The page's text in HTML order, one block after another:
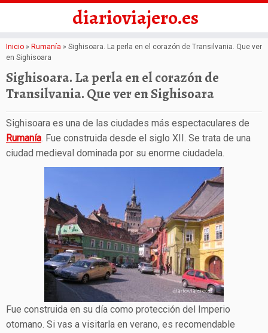
Saltar
al
contenido
diarioviajero.es
Inicio » Rumanía » Sighisoara. La perla en el corazón de Transilvania. Que ver
en Sighisoara
Sighisoara. La perla en el corazón de
Transilvania. Que ver en Sighisoara
Sighisoara es una de las ciudades más espectaculares de
Rumanía. Fue construida desde el siglo XII. Se trata de una
ciudad medieval dominada por su enorme ciudadela.
Fue construida en su día como protección del Imperio
otomano. Si vas a visitarla en verano, es recomendable